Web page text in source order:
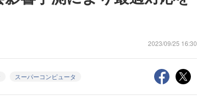
2023/09/25 16:30
スーパーコンピュータ